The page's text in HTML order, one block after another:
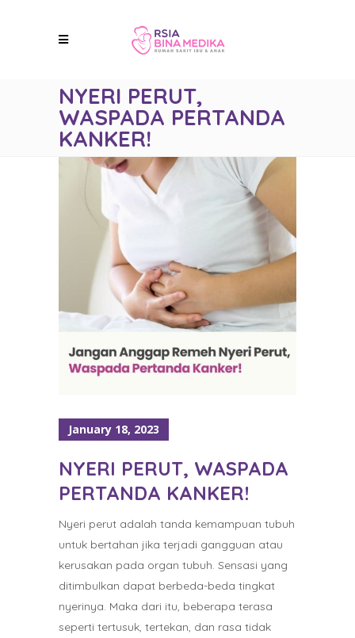
NYERI PERUT,
WASPADA PERTANDA
KANKER!
January 18, 2023
NYERI PERUT, WASPADA
PERTANDA KANKER!
Nyeri perut adalah tanda kemampuan tubuh
untuk bertahan jika terjadi gangguan atau
kerusakan pada organ tubuh. Sensasi yang
ditimbulkan dapat berbeda-beda tingkat
nyerinya. Maka dari itu, beberapa terasa
seperti tertusuk, tertekan, dan rasa tidak